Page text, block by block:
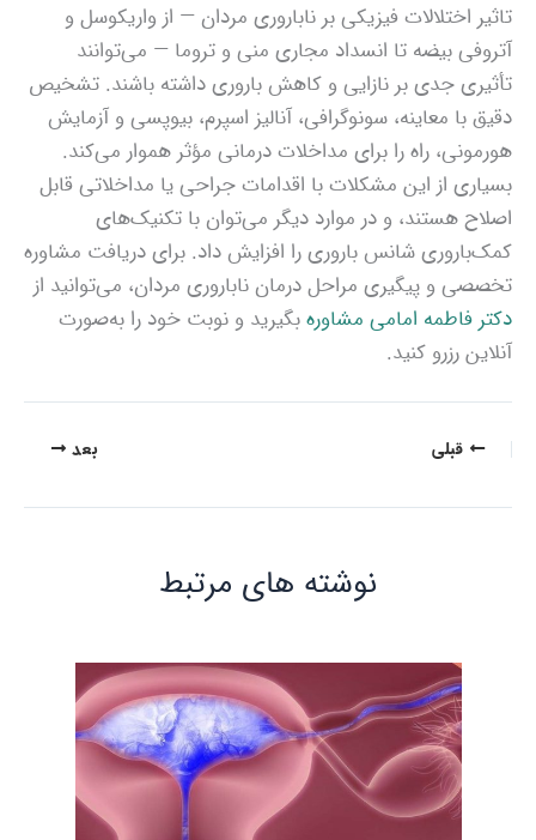
تاثیر اختلالات فیزیکی بر ناباروری مردان — از واریکوسل و
آتروفی بیضه تا انسداد مجاری منی و تروما — می‌توانند
تأثیری جدی بر نازایی و کاهش باروری داشته باشند. تشخیص
دقیق با معاینه، سونوگرافی، آنالیز اسپرم، بیوپسی و آزمایش
هورمونی، راه را برای مداخلات درمانی مؤثر هموار می‌کند.
بسیاری از این مشکلات با اقدامات جراحی یا مداخلاتی قابل
اصلاح هستند، و در موارد دیگر می‌توان با تکنیک‌های
کمک‌باروری شانس باروری را افزایش داد. برای دریافت مشاوره
تخصصی و پیگیری مراحل درمان ناباروری مردان، می‌توانید از
دکتر فاطمه امامی مشاورهبگیرید و نوبت خود را به‌صورت
آنلاین رزرو کنید.
قبلی بعد
نوشته‌ های مرتبط